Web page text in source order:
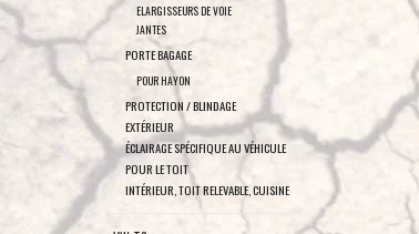
ELARGISSEURS DE VOIE
JANTES
PORTE BAGAGE
POUR HAYON
PROTECTION / BLINDAGE
EXTÉRIEUR
ÉCLAIRAGE SPÉCIFIQUE AU VÉHICULE
POUR LE TOIT
INTÉRIEUR, TOIT RELEVABLE, CUISINE